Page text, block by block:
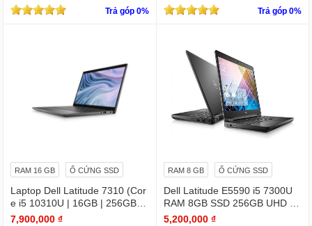
D 1920 x 1080/ Like new / WIN
bản quyền
Trả góp 0% Trả góp 0%
RAM 16 GB Ổ CỨNG SSD
Laptop Dell Latitude 7310 (Cor
e i5 10310U | 16GB | 256GB | I
ntel UHD | 13.3 FHD Cảm ứng
7,900,000 ₫
RAM 8 GB Ổ CỨNG SSD
Dell Latitude E5590 i5 7300U
RAM 8GB SSD 256GB UHD Gr
aphics 620 15.6 INCH FHD
5,200,000 ₫